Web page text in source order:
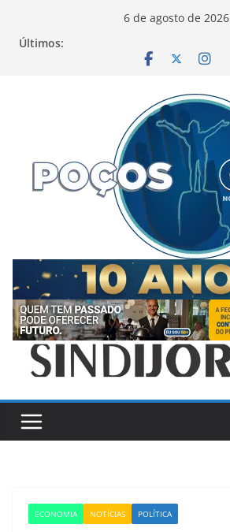
6 de agosto de 2026
Últimos:
ECONOMIA NOTÍCIAS POLÍTICA